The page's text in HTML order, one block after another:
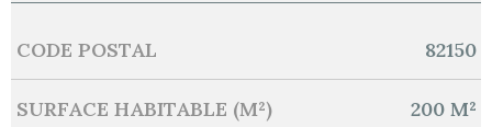
Caractérisque Valeurs
CODE POSTAL 82150
SURFACE HABITABLE (M²) 200 M²